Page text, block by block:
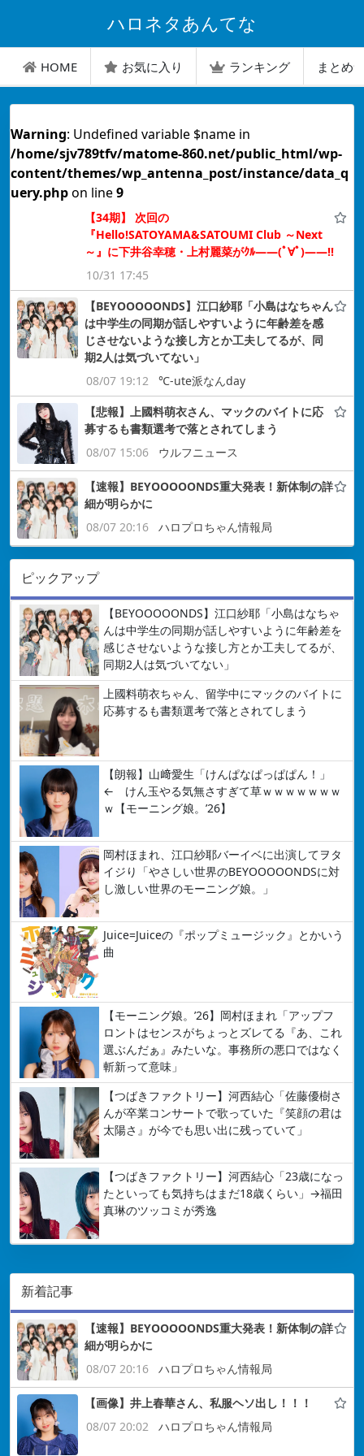
ハロネタあんてな
HOME お気に入り ランキング まとめ
Warning: Undefined variable $name in
/home/sjv789tfv/matome-860.net/public_html/wp-
content/themes/wp_antenna_post/instance/data_q
uery.phpon line9
【34期】 次回の
『Hello!SATOYAMA&SATOUMI Club ～Next
～』に下井谷幸穂・上村麗菜がｸﾙ――(ﾟ∀ﾟ)――!!
10/31 17:45
【BEYOOOOONDS】江口紗耶「小島はなちゃん
は中学生の同期が話しやすいように年齢差を感
じさせないような接し方とか工夫してるが、同
期2人は気づいてない」
08/07 19:12
℃-ute派なんday
【悲報】上國料萌衣さん、マックのバイトに応
募するも書類選考で落とされてしまう
08/07 15:06
ウルフニュース
【速報】BEYOOOOONDS重大発表！新体制の詳
細が明らかに
08/07 20:16
ハロプロちゃん情報局
ピックアップ
【BEYOOOOONDS】江口紗耶「小島はなちゃ
んは中学生の同期が話しやすいように年齢差を
感じさせないような接し方とか工夫してるが、
同期2人は気づいてない」
上國料萌衣ちゃん、留学中にマックのバイトに
応募するも書類選考で落とされてしまう
【朗報】山﨑愛生「けんぱなぱっぱぱん！」
← けん玉やる気無さすぎて草ｗｗｗｗｗｗｗ
ｗ【モーニング娘。’26】
岡村ほまれ、江口紗耶バーイベに出演してヲタ
イジり「やさしい世界のBEYOOOOONDSに対
し激しい世界のモーニング娘。」
Juice=Juiceの『ポップミュージック』とかいう
曲
【モーニング娘。’26】岡村ほまれ「アップフ
ロントはセンスがちょっとズレてる『あ、これ
選ぶんだぁ』みたいな。事務所の悪口ではなく
斬新って意味」
【つばきファクトリー】河西結心「佐藤優樹さ
んが卒業コンサートで歌っていた『笑顔の君は
太陽さ』が今でも思い出に残っていて」
【つばきファクトリー】河西結心「23歳になっ
たといっても気持ちはまだ18歳くらい」→福田
真琳のツッコミが秀逸
新着記事
【速報】BEYOOOOONDS重大発表！新体制の詳
細が明らかに
08/07 20:16
ハロプロちゃん情報局
【画像】井上春華さん、私服ヘソ出し！！！
08/07 20:02
ハロプロちゃん情報局